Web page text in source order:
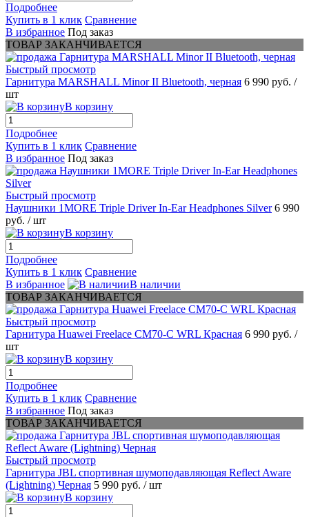
Подробнее
Купить в 1 клик Сравнение
В избранное Под заказ
ТОВАР ЗАКАНЧИВАЕТСЯ
Быстрый просмотр
Гарнитура MARSHALL Minor II Bluetooth, черная 6 990 руб. /
шт
В корзину
Подробнее
Купить в 1 клик Сравнение
В избранное Под заказ
Быстрый просмотр
Наушники 1MORE Triple Driver In-Ear Headphones Silver 6 990
руб. / шт
В корзину
Подробнее
Купить в 1 клик Сравнение
В избранное
В наличии
ТОВАР ЗАКАНЧИВАЕТСЯ
Быстрый просмотр
Гарнитура Huawei Freelace CM70-C WRL Красная 6 990 руб. /
шт
В корзину
Подробнее
Купить в 1 клик Сравнение
В избранное Под заказ
ТОВАР ЗАКАНЧИВАЕТСЯ
Быстрый просмотр
Гарнитура JBL спортивная шумоподавляющая Reflect Aware
(Lightning) Черная 5 990 руб. / шт
В корзину